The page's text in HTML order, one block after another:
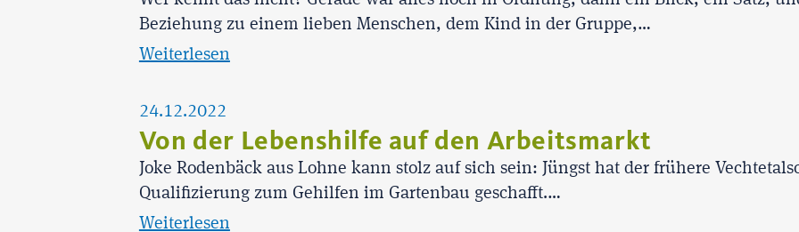
Beziehung zu einem lieben Menschen, dem Kind in der Gruppe,…
Weiterlesen
24.12.2022
Von der Lebenshilfe auf den Arbeitsmarkt
Joke Rodenbäck aus Lohne kann stolz auf sich sein: Jüngst hat der frühere
Qualifizierung zum Gehilfen im Gartenbau geschafft.…
Weiterlesen